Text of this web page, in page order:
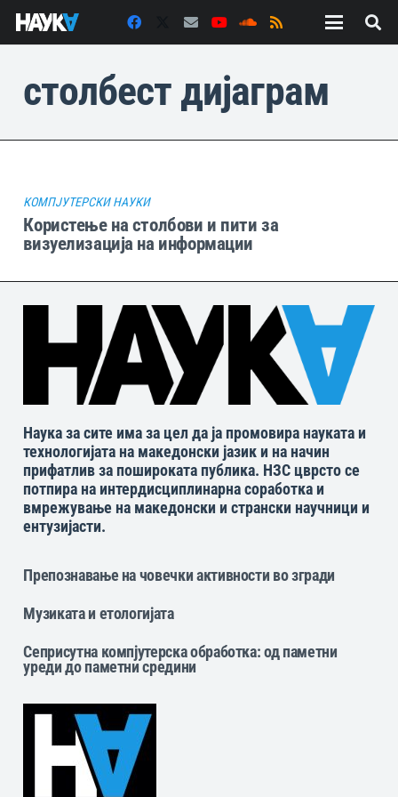
столбест дијаграм
КОМПЈУТЕРСКИ НАУКИ
Користење на столбови и пити за
визуелизација на информации
Наука за сите има за цел да ја промовира науката и
технологијата на македонски јазик и на начин
прифатлив за пошироката публика. НЗС цврсто се
потпира на интердисциплинарна соработка и
вмрежување на македонски и странски научници и
ентузијасти.
Препознавање на човечки активности во згради
Музиката и етологијата
Сеприсутна компјутерска обработка: од паметни
уреди до паметни средини